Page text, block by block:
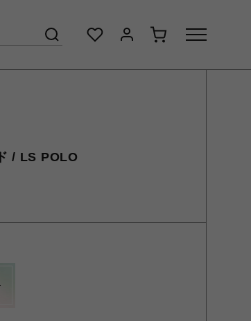
/ LS POLO